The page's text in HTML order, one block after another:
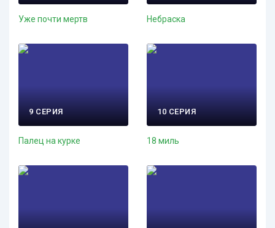
Уже почти мертв Небраска
9 СЕРИЯ
Палец на курке
10 СЕРИЯ
18 миль